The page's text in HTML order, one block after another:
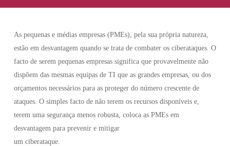
As pequenas e médias empresas (PMEs), pela sua própria natureza,
estão em desvantagem quando se trata de combater os ciberataques. O
facto de serem pequenas empresas significa que provavelmente não
dispõem das mesmas equipas de TI que as grandes empresas, ou dos
orçamentos necessários para as proteger do número crescente de
ataques. O simples facto de não terem os recursos disponíveis e,
terem uma segurança menos robusta, coloca as PMEs em
desvantagem para prevenir e mitigar
um ciberataque.